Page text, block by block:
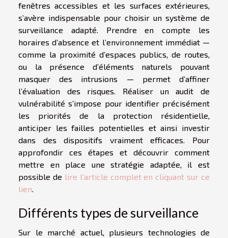
fenêtres accessibles et les surfaces extérieures,
s’avère indispensable pour choisir un système de
surveillance adapté. Prendre en compte les
horaires d’absence et l’environnement immédiat —
comme la proximité d’espaces publics, de routes,
ou la présence d’éléments naturels pouvant
masquer des intrusions — permet d’affiner
l’évaluation des risques. Réaliser un audit de
vulnérabilité s’impose pour identifier précisément
les priorités de la protection résidentielle,
anticiper les failles potentielles et ainsi investir
dans des dispositifs vraiment efficaces. Pour
approfondir ces étapes et découvrir comment
mettre en place une stratégie adaptée, il est
possible de lire l'article complet en cliquant sur ce
lien.
Différents types de surveillance
Sur le marché actuel, plusieurs technologies de